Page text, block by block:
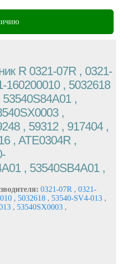
R 0321-07R , 0321-
160200010 , 5032618
,
,
, 59312 , 917404 ,
, ATE0304R ,
, 53540SB4A01 ,
0321-07R , 0321-
, 5032618 , 53540-SV4-013 ,
, 53540SX0003 ,